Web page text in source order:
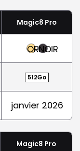
Magic8 Pro
ORNOIR
512Go
janvier 2026
Magic8 Pro